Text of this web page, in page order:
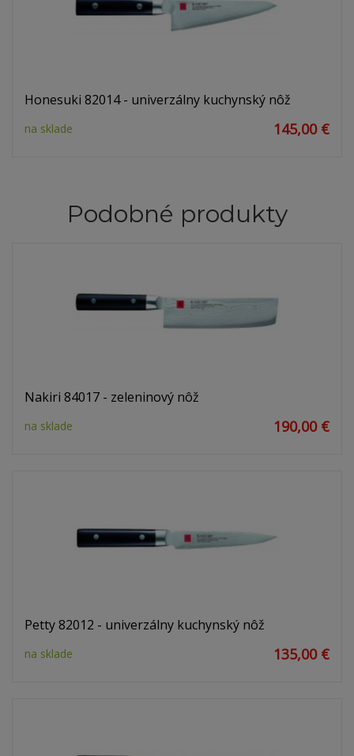
Honesuki 82014 - univerzálny kuchynský nôž
na sklade 145,00 €
Podobné produkty
Nakiri 84017 - zeleninový nôž
na sklade 190,00 €
Petty 82012 - univerzálny kuchynský nôž
na sklade 135,00 €